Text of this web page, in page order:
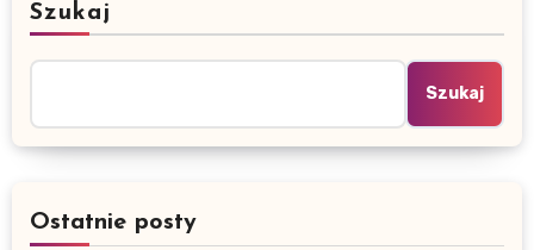
Szukaj
Szukaj
Ostatnie posty